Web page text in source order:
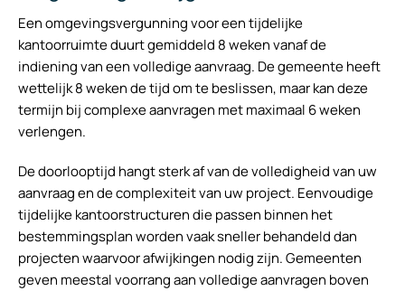
Een omgevingsvergunning voor een tijdelijke
kantoorruimte duurt gemiddeld 8 weken vanaf de
indiening van een volledige aanvraag. De gemeente heeft
wettelijk 8 weken de tijd om te beslissen, maar kan deze
termijn bij complexe aanvragen met maximaal 6 weken
verlengen.
De doorlooptijd hangt sterk af van de volledigheid van uw
aanvraag en de complexiteit van uw project. Eenvoudige
tijdelijke kantoorstructuren die passen binnen het
bestemmingsplan worden vaak sneller behandeld dan
projecten waarvoor afwijkingen nodig zijn. Gemeenten
geven meestal voorrang aan volledige aanvragen boven